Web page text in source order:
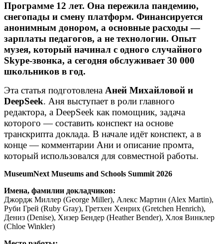
Программе 12 лет. Она пережила пандемию,
снегопады и смену платформ. Финансируется
анонимным донором, а основные расходы —
зарплаты педагогов, а не технологии. Опыт
музея, который начинал с одного случайного
Skype-звонка, а сегодня обслуживает 30 000
школьников в год.
Эта статья подготовлена Аней Михайловой и
DeepSeek. Аня выступает в роли главного
редактора, а DeepSeek как помощник, задача
которого — составить конспект на основе
транскрипта доклада. В начале идёт конспект, а в
конце — комментарии Ани и описание промта,
который использовался для совместной работы.
MuseumNext Museums and Schools Summit 2026
Имена, фамилии докладчиков:
Джордж Миллер (George Miller), Алекс Мартин (Alex Martin),
Руби Грей (Ruby Gray), Гретхен Хенрих (Gretchen Henrich),
Дениз (Denise), Хизер Бендер (Heather Bender), Хлоя Винклер
(Chloe Winkler)